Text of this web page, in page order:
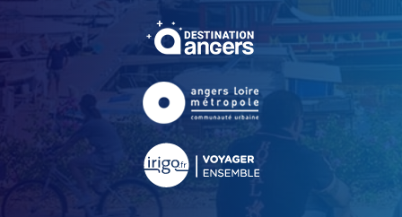
, Ouvre une nouvelle
, Ouvre une nouvelle